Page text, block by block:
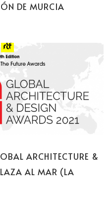
DE MURCIA
ARCHITECTURE &
AL MAR (LA